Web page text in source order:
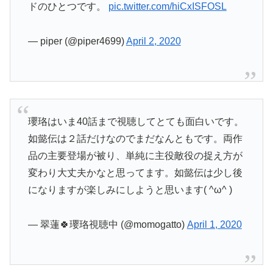
ドのひとつです。 pic.twitter.com/hiCxISFOSL
— piper (@piper4699)April 2, 2020
瓔珞はいま40話まで視聴してとても面白いです。
如懿伝は２話だけなのでまだなんともです。両作
品の主要登場が被り、単純に主役敵役の捉え方が
変わり大丈夫かなと思ってます。如懿伝は少し後
になりますが楽しみにしようと思います( ^ω^ )
— 翠蓮🍀瓔珞視聴中 (@momogatto) April 1, 2020